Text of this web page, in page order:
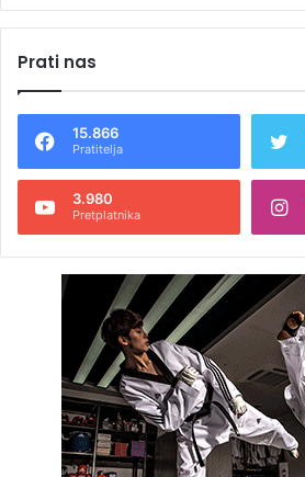
Prati nas
15.866
Pratitelja
3.980
Pretplatnika